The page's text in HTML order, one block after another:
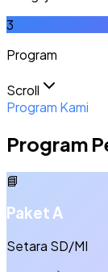
3
Program
Scroll
Program Kami
Program
📘
Paket A
Setara SD/MI